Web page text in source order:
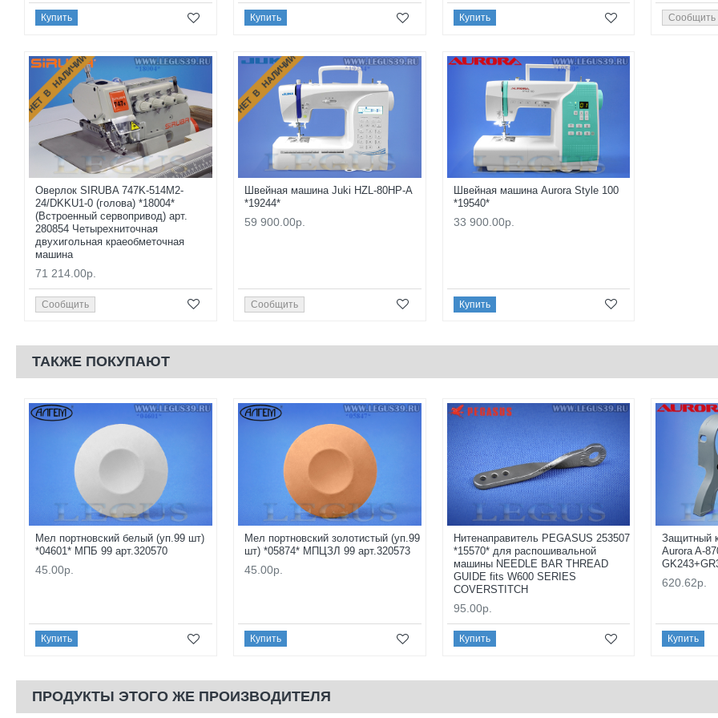
Купить Купить Купить Сообщить
НЕТ В НАЛИЧИИ
Оверлок SIRUBA 747K-514M2-
24/DKKU1-0 (голова) *18004*
(Встроенный сервопривод) арт.
280854 Четырехниточная
двухигольная краеобметочная
машина
71 214.00р.
Сообщить
НЕТ В НАЛИЧИИ
Швейная машина Juki HZL-80HP-A
*19244*
59 900.00р.
Сообщить
Швейная машина Aurora Style 100
*19540*
33 900.00р.
Купить
ТАКЖЕ ПОКУПАЮТ
Мел портновский белый (уп.99 шт)
*04601* МПБ 99 арт.320570
45.00р.
Купить
Мел портновский золотистый (уп.99
шт) *05874* МПЦЗЛ 99 арт.320573
45.00р.
Купить
Нитенаправитель PEGASUS 253507
*15570* для распошивальной
машины NEEDLE BAR THREAD
GUIDE fits W600 SERIES
COVERSTITCH
95.00р.
Купить
Защитный
Aurora A-
620.62р.
Купить
ПРОДУКТЫ ЭТОГО ЖЕ ПРОИЗВОДИТЕЛЯ